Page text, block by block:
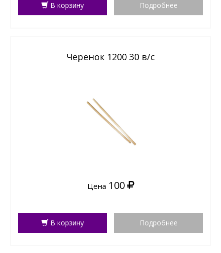
В корзину Подробнее
Черенок 1200 30 в/с
Цена 100
В корзину Подробнее